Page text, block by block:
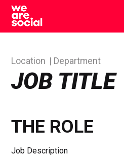
Skip
content
JOB TITLE
Location Department
THE ROLE
Job Description